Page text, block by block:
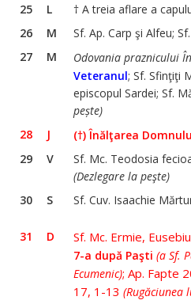
25 L
† A treia aflare a
26
M
Sf. Ap. Carp şi Alfeu;
27
M Odovania praznicului
Veteranul; Sf. Sfinţiţi
episcopul Sardei; Sf.
pește)
28
J (†) Înălţarea
29
V
Sf. Mc. Teodosia
(Dezlegare la peşte)
30
S Sf. Cuv. Isaachie
31 D Sf. Mc. Ermie,
7-a după Paşti (a Sf.
Ecumenic); Ap. Fapte
17, 1-13 (Rugăciunea